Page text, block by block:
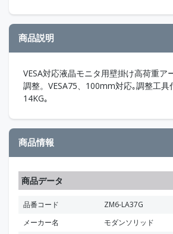
商品説明
VESA対応液晶モニタ用壁掛け高荷重ア
調整。VESA75、100mm対応｡調整工具
14KG｡
商品情報
商品データ
品番コード
ZM6-LA37G
メーカー名
モダンソリッド